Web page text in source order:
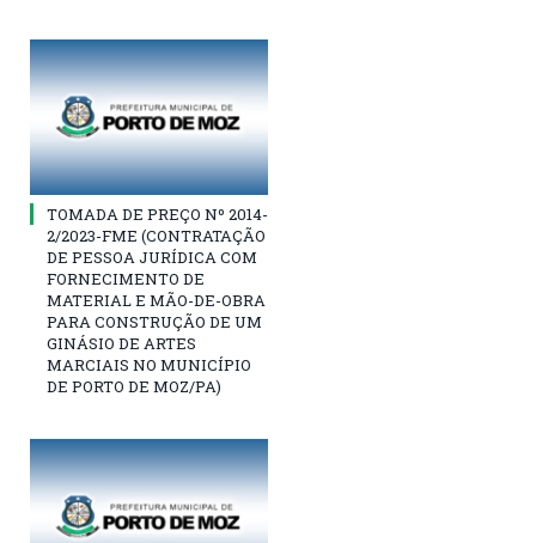
TOMADA DE PREÇO Nº 2014-
2/2023-FME (CONTRATAÇÃO
DE PESSOA JURÍDICA COM
FORNECIMENTO DE
MATERIAL E MÃO-DE-OBRA
PARA CONSTRUÇÃO DE UM
GINÁSIO DE ARTES
MARCIAIS NO MUNICÍPIO
DE PORTO DE MOZ/PA)